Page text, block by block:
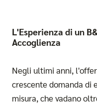
L'Esperienza di un
Accoglienza
Negli ultimi anni,
crescente domanda di
misura, che vadano